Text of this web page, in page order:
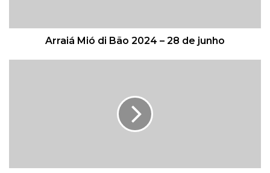
Arraiá Mió di Bão 2024 – 28 de junho